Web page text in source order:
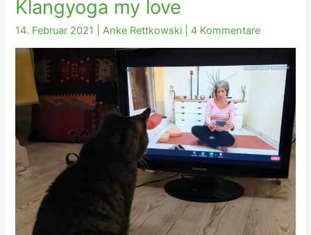
Klangyoga my love
14. Februar 2021 |Anke Rettkowski |4 Kommentare